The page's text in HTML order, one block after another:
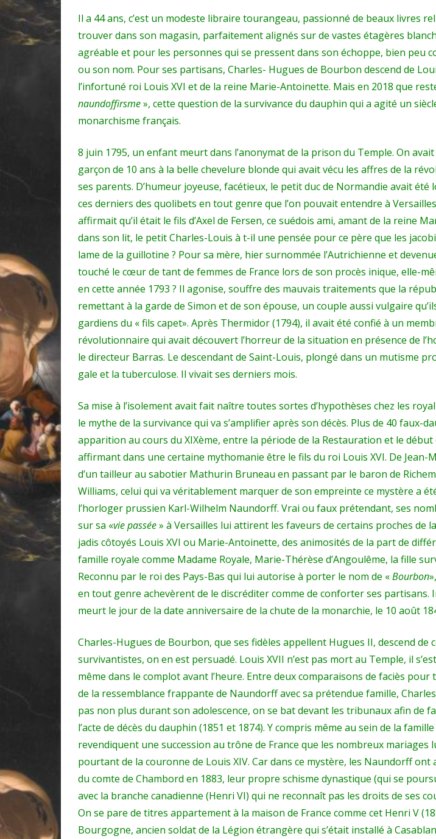
appartient
désormais
aux
pages
des
mystères
l’histoire
!”
Il a 44 ans, c’est un modeste libraire tourangeau, passionné de beaux livres
trouver dans son magasin, parfaitement alignés sur de vastes étagères
agréable et pour les personnes qui se pressent dans son échoppe, bien peu
ou son nom. Pour ses partisans, Charles- Hugues de Bourbon descend de
l’infortuné roi Louis XVI et de la reine Marie-Antoinette. Mais en 2018 que
naundoffirsme», cette question de la survivance du dauphin qui a agité un
monarchisme français.
8 juin 1795, un enfant meurt dans l’anonymat de la prison du Temple. On
garçon de 10 ans à la belle chevelure blonde qui avait vécu les affres de la
ses parents. D’humeur joyeuse, facétieux, le petit duc de Normandie avait
ces derniers des quolibets en tout genre que l’on pouvait entendre à
affirmait qu’il était le fils d’Axel de Fersen, ce suédois ami, amant de la reine
dans son lit, le petit Charles-Louis à t-il une pensée pour ce père que les
lame de la guillotine ? Pour sa mère, hier surnommée l’Autrichienne et
touché le cœur de tant de femmes de France lors de son procès inique, elle-
en cette année 1793 ? Il agonise, souffre des mauvais traitements que la
remettant à la garde de Simon et de son épouse, un couple aussi vulgaire
gardiens du « fils capet». Après Thermidor (1794), il avait été confié à un
révolutionnaire qui avait découvert l’horreur de la situation en présence de
le directeur Barras. Le descendant de Saint-Louis, plongé dans un mutisme
gale et la tuberculose. Il vivait ses derniers mois.
Sa mise à l’isolement avait fait naître toutes sortes d’hypothèses chez les
le mythe de la survivance qui va s’amplifier après son décès. Plus de 40 faux-
apparition au cours du XIXème, entre la période de la Restauration et le début
affirmant dans une certaine mythomanie être le fils du roi Louis XVI. De Jean-
d’un tailleur au sabotier Mathurin Bruneau en passant par le baron de
Williams, celui qui va véritablement marquer de son empreinte ce mystère a
l’horloger prussien Karl-Wilhelm Naundorff. Vrai ou faux prétendant, ses
sur sa «vie passée» à Versailles lui attirent les faveurs de certains proches de
jadis côtoyés Louis XVI ou Marie-Antoinette, des animosités de la part de
famille royale comme Madame Royale, Marie-Thérèse d’Angoulême, la fille
Reconnu par le roi des Pays-Bas qui lui autorise à porter le nom de «Bourbon
en tout genre achevèrent de le discréditer comme de conforter ses partisans.
meurt le jour de la date anniversaire de la chute de la monarchie, le 10 août
Charles-Hugues de Bourbon, que ses fidèles appellent Hugues II, descend de
survivantistes, on en est persuadé. Louis XVII n’est pas mort au Temple, il
même dans le complot avant l’heure. Entre deux comparaisons de faciès pour
de la ressemblance frappante de Naundorff avec sa prétendue famille,
pas non plus durant son adolescence, on se bat devant les tribunaux afin de
l’acte de décès du dauphin (1851 et 1874). Y compris même au sein de la
revendiquent une succession au trône de France que les nombreux mariages
pourtant de la couronne de Louis XIV. Car dans ce mystère, les Naundorff ont
du comte de Chambord en 1883, leur propre schisme dynastique (qui se
avec la branche canadienne (Henri VI) qui ne reconnaît pas les droits de ses
On se pare de titres appartement à la maison de France comme cet Henri V
Bourgogne, ancien soldat de la Légion étrangère qui s’était installé à